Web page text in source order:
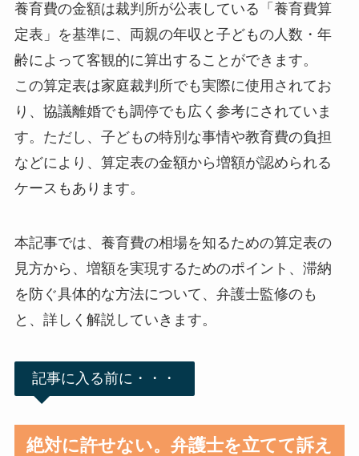
養育費の金額は裁判所が公表している「養育費算
定表」を基準に、両親の年収と子どもの人数・年
齢によって客観的に算出することができます。
この算定表は家庭裁判所でも実際に使用されてお
り、協議離婚でも調停でも広く参考にされていま
す。ただし、子どもの特別な事情や教育費の負担
などにより、算定表の金額から増額が認められる
ケースもあります。
本記事では、養育費の相場を知るための算定表の
見方から、増額を実現するためのポイント、滞納
を防ぐ具体的な方法について、弁護士監修のも
と、詳しく解説していきます。
記事に入る前に・・・
絶対に許せない。弁護士を立てて訴え